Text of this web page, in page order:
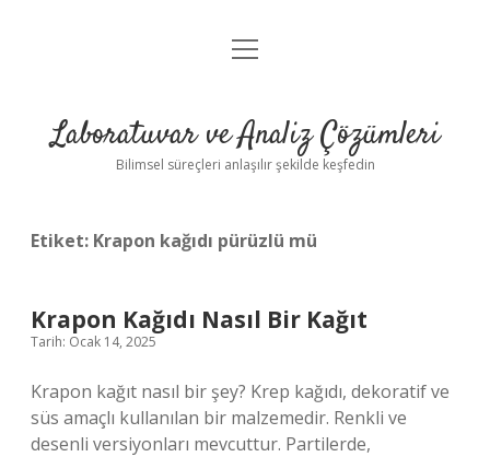
Anasayfa
Yasal Uyarı
menüyü
Laboratuvar ve Analiz Çözümleri
Bilimsel süreçleri anlaşılır şekilde keşfedin
Etiket: Krapon kağıdı pürüzlü mü
Krapon Kağıdı Nasıl Bir Kağıt
Tarih: Ocak 14, 2025
Krapon kağıt nasıl bir şey? Krep kağıdı, dekoratif ve
süs amaçlı kullanılan bir malzemedir. Renkli ve
desenli versiyonları mevcuttur. Partilerde,